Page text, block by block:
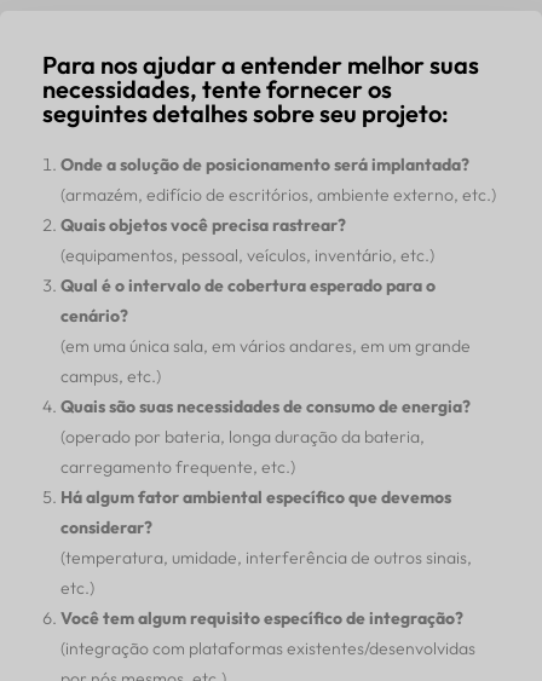
Para nos ajudar a entender melhor suas
necessidades, tente fornecer os
seguintes detalhes sobre seu projeto:
Onde a solução de posicionamento será implantada?
(armazém, edifício de escritórios, ambiente externo, etc.)
Quais objetos você precisa rastrear?
(equipamentos, pessoal, veículos, inventário, etc.)
Qual é o intervalo de cobertura esperado para o
cenário?
(em uma única sala, em vários andares, em um grande
campus, etc.)
Quais são suas necessidades de consumo de energia?
(operado por bateria, longa duração da bateria,
carregamento frequente, etc.)
Há algum fator ambiental específico que devemos
considerar?
(temperatura, umidade, interferência de outros sinais,
etc.)
Você tem algum requisito específico de integração?
(integração com plataformas existentes/desenvolvidas